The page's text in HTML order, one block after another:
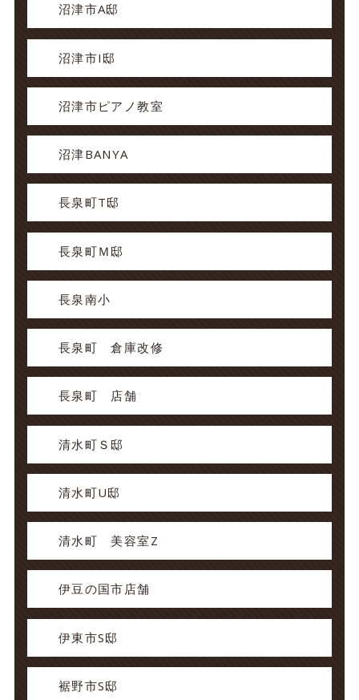
沼津市A邸
沼津市I邸
沼津市ピアノ教室
沼津BANYA
長泉町T邸
長泉町Ｍ邸
長泉南小
長泉町 倉庫改修
長泉町 店舗
清水町Ｓ邸
清水町U邸
清水町 美容室Z
伊豆の国市店舗
伊東市S邸
裾野市S邸